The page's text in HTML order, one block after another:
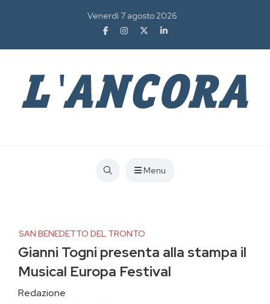
Venerdì 7 agosto 2026
Menu
SAN BENEDETTO DEL TRONTO
Gianni Togni presenta alla stampa il
Musical Europa Festival
Redazione